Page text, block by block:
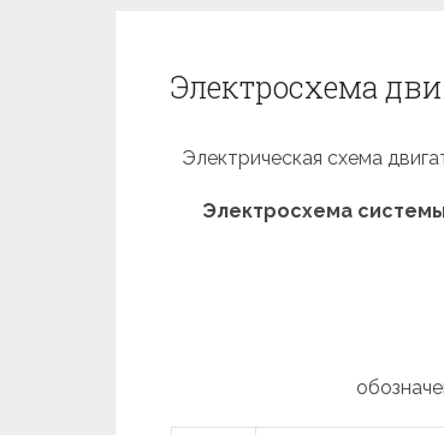
Электросхема
Электрическая схема
Электросхема системы